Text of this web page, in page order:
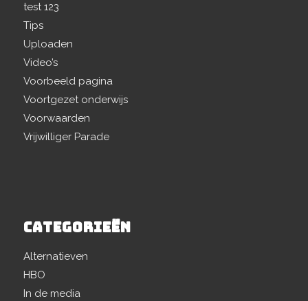
test 123
Tips
Uploaden
Video’s
Voorbeeld pagina
Voortgezet onderwijs
Voorwaarden
Vrijwilliger Parade
CATEGORIEËN
Alternatieven
HBO
In de media